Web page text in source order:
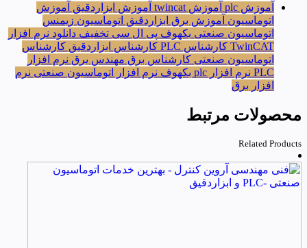
آموزش plc آموزش twincat آموزش ابزاردقیق آموزش
اتوماسیون آموزش برق ابزاردقیق اتوماسیون زیمنس
اتوماسیون صنعتی بکهوف پی ال سی تخفیف دانلود نرم افزار
TwinCAT کارشناس PLC کارشناس ابزاردقیق کارشناس
اتوماسیون صنعتی کارشناس برق مهندس یرق نرم افزار
PLC نرم افزار plc بکهوف نرم افزار اتوماسیون صنعتی نرم
افزار برق
محصولات مرتبط
Related Products